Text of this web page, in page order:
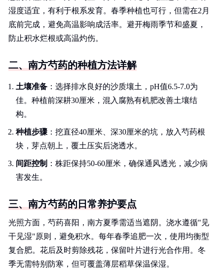
湿度适宜，有利于根系发育。春季种植也可行，但需在2月
底前完成，避免高温影响成活率。避开梅雨季节和盛夏，
防止积水烂根或高温灼伤。
二、南方芍药的种植方法详解
土壤准备 ：选择排水良好的沙质壤土，pH值6.5-7.0为
佳。种植前深耕30厘米，混入腐熟有机肥改善土壤结
构。
种植步骤 ：挖直径40厘米、深30厘米的坑，放入芍药根
块，芽点朝上，覆土压实后浇透水。
间距控制 ：株距保持50-60厘米，确保通风透光，减少病
害发生。
三、南方芍药的日常养护要点
光照方面，芍药喜阳，南方夏季需适当遮阴。浇水遵循"见
干见湿"原则，避免积水。每年春季追肥一次，使用均衡型
复合肥。花后及时剪除残花，保留叶片进行光合作用。冬
季无需特别防寒，但可覆盖薄层稻草保温保湿。